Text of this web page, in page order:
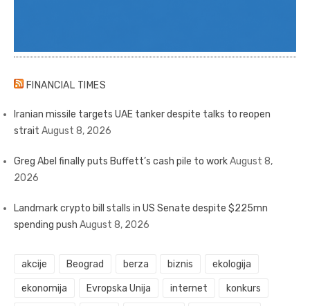
FINANCIAL TIMES
Iranian missile targets UAE tanker despite talks to reopen
strait August 8, 2026
Greg Abel finally puts Buffett’s cash pile to workAugust 8,
2026
Landmark crypto bill stalls in US Senate despite $225mn
spending push August 8, 2026
akcije Beograd berza biznis ekologija
ekonomija Evropska Unija internet konkurs